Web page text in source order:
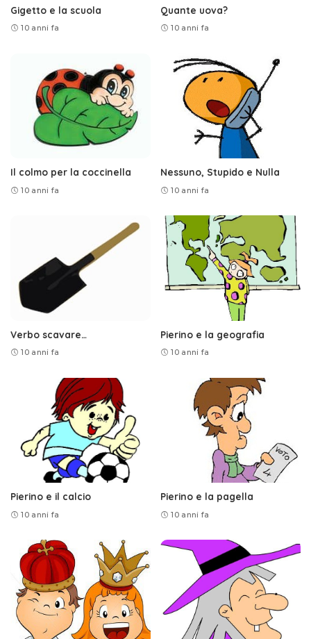
Gigetto e la scuola
10 anni fa
Quante uova?
10 anni fa
Il colmo per la coccinella
10 anni fa
Nessuno, Stupido e Nulla
10 anni fa
Verbo scavare…
10 anni fa
Pierino e la geografia
10 anni fa
Pierino e il calcio
10 anni fa
Pierino e la pagella
10 anni fa